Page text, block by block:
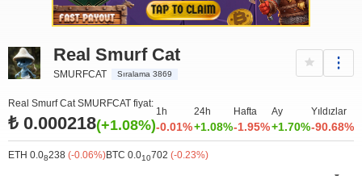
Real Smurf Cat
SMURFCAT Sıralama 3869
Real Smurf Cat SMURFCAT fiyat:
₺ 0.000218(+1.08%)
1h
-0.01%
24h
+1.08%
Hafta
-1.95%
Ay
+1.70%
Yıldızlar
-90.68%
ETH 0.08238 (-0.06%)BTC 0.010702 (-0.23%)